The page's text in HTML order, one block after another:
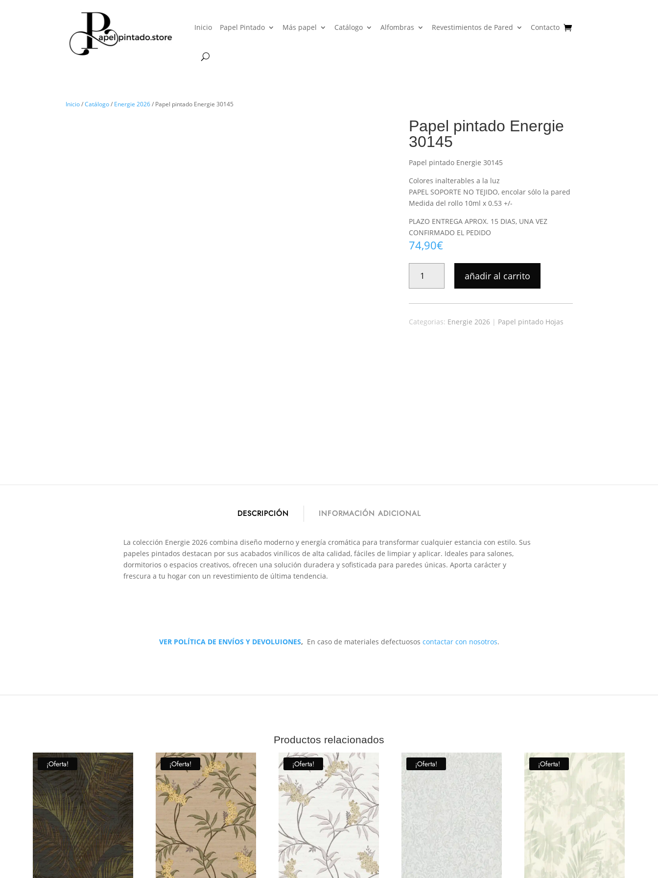
Inicio Papel Pintado Más papel Catálogo Alfombras Revestimientos de Pared Contacto
Inicio/Catálogo/ Energie 2026/ Papel pintado Energie 30145
Papel pintado Energie
30145
Papel pintado Energie 30145
Colores inalterables a la luz
PAPEL SOPORTE NO TEJIDO, encolar sólo la pared
Medida del rollo 10ml x 0.53 +/-
PLAZO ENTREGA APROX. 15 DIAS, UNA VEZ
CONFIRMADO EL PEDIDO
74,90€
PINTADO
ENERGIE
30145
añadir al carrito
Categorias: Energie 2026| Papel pintado Hojas
DESCRIPCIÓN INFORMACIÓN ADICIONAL
La colección Energie 2026 combina diseño moderno y energía cromática para transformar cualquier estancia con estilo. Sus
papeles pintados destacan por sus acabados vinílicos de alta calidad, fáciles de limpiar y aplicar. Ideales para salones,
dormitorios o espacios creativos, ofrecen una solución duradera y sofisticada para paredes únicas. Aporta carácter y
frescura a tu hogar con un revestimiento de última tendencia.
VER POLÍTICA DE ENVÍOS Y DEVOLUIONES, En caso de materiales defectuosos contactar con nosotros.
Productos relacionados
¡Oferta! ¡Oferta! ¡Oferta! ¡Oferta! ¡Oferta!